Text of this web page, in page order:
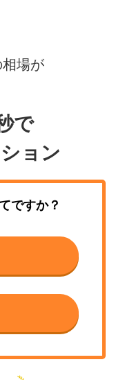
場が
で
ョン
ですか？